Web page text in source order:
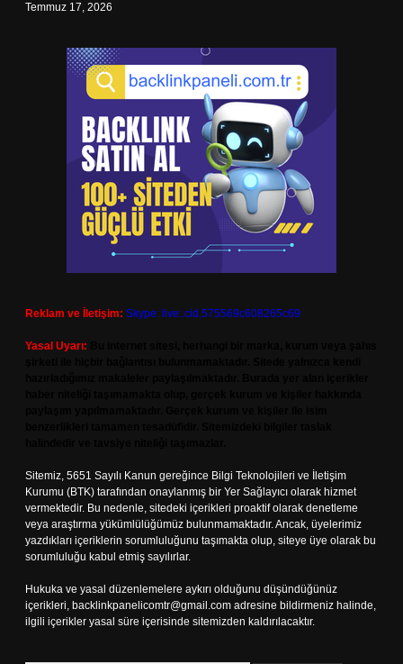
Temmuz 17, 2026
Reklam ve İletişim: Skype: live:.cid.575569c608265c69
Yasal Uyarı:
Sitemiz, 5651 Sayılı Kanun gereğince Bilgi Teknolojileri ve İletişim
Kurumu (BTK) tarafından onaylanmış bir Yer Sağlayıcı olarak hizmet
vermektedir. Bu nedenle, sitedeki içerikleri proaktif olarak denetleme
veya araştırma yükümlülüğümüz bulunmamaktadır. Ancak, üyelerimiz
yazdıkları içeriklerin sorumluluğunu taşımakta olup, siteye üye olarak bu
sorumluluğu kabul etmiş sayılırlar.
Hukuka ve yasal düzenlemelere aykırı olduğunu düşündüğünüz
içerikleri, backlinkpanelicomtr@gmail.com adresine bildirmeniz halinde,
ilgili içerikler yasal süre içerisinde sitemizden kaldırılacaktır.